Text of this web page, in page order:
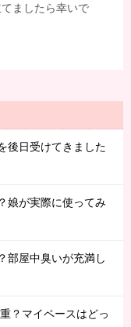
ましたら幸いで
後日受けてきました
娘が実際に使ってみ
部屋中臭いが充満し
？マイペースはどっ